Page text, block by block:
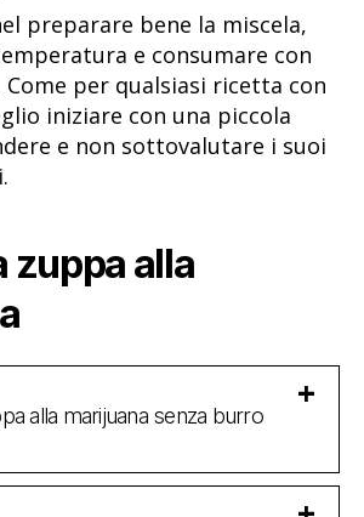
preparare bene la miscela,
e consumare con
per qualsiasi ricetta con
iniziare con una piccola
e non sottovalutare i suoi
zuppa alla
alla marijuana senza burro